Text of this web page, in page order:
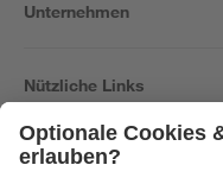
Unternehmen
Nützliche Links